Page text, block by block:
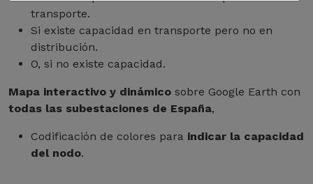
transporte.
Si existe capacidad en transporte pero no en
distribución.
O, si no existe capacidad.
Mapa interactivo y dinámico sobre Google Earth con
todas las subestaciones de España,
Codificación de colores para indicar la capacidad
del nodo.